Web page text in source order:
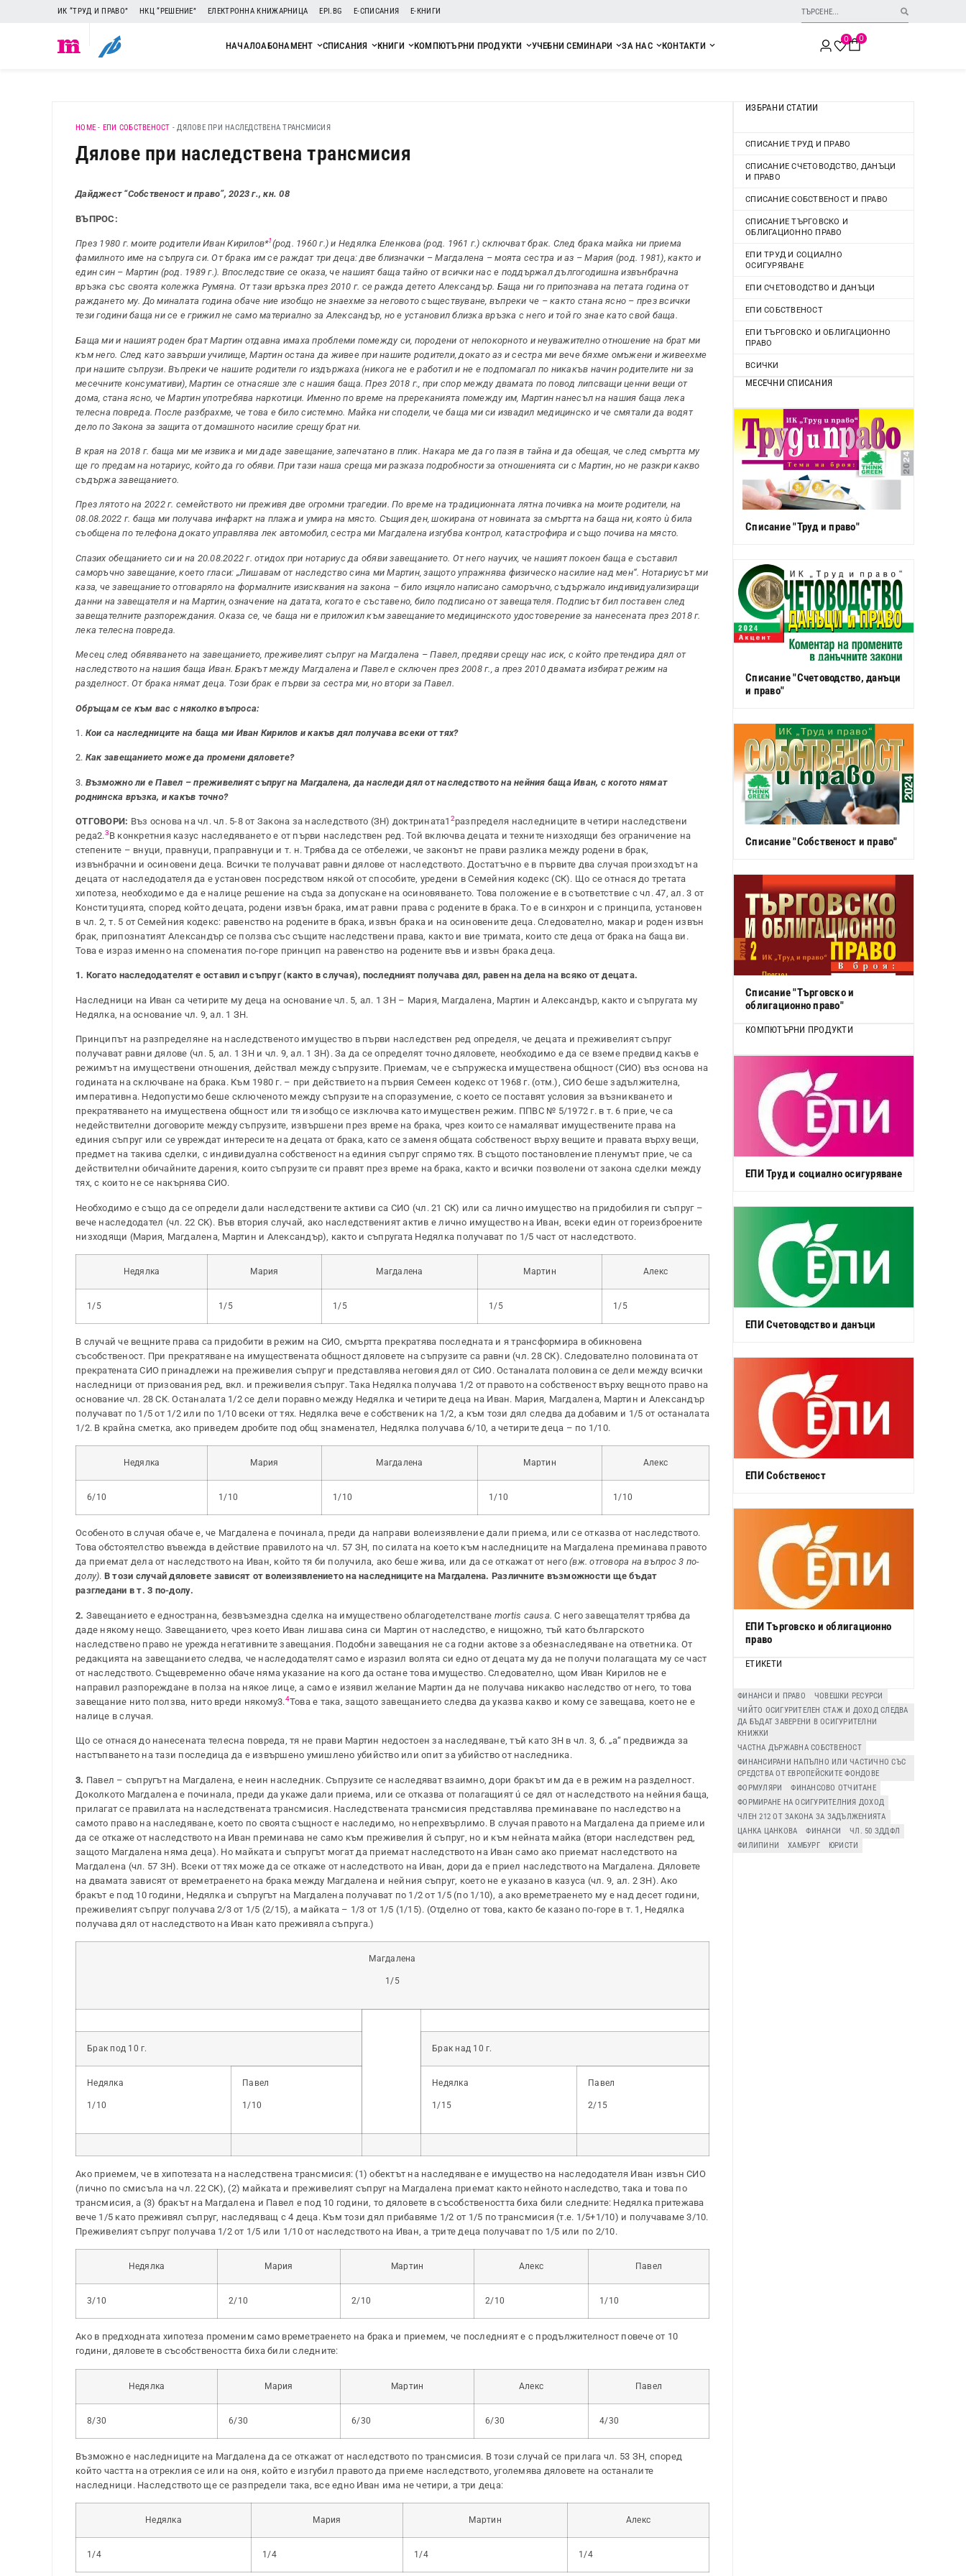
ИК “ТРУД И ПРАВО” НКЦ “РЕШЕНИЕ” ЕЛЕКТРОННА КНИЖАРНИЦА EPI.BG Е-СПИСАНИЯ Е-КНИГИ
НАЧАЛОАБОНАМЕНТ СПИСАНИЯ КНИГИ КОМПЮТЪРНИ ПРОДУКТИ УЧЕБНИ СЕМИНАРИ ЗА НАС КОНТАКТИ
0 0
HOME - ЕПИ СОБСТВЕНОСТ -ДЯЛОВЕ ПРИ НАСЛЕДСТВЕНА ТРАНСМИСИЯ
Дялове при наследствена трансмисия
Дайджест “Собственост и право”, 2023 г., кн. 08
ВЪПРОС:
През 1980 г. моите родители Иван Кирилов*1(род. 1960 г.) и Недялка Еленкова (род. 1961 г.) сключват брак. След брака майка ни приема
фамилното име на съпруга си. От брака им се раждат три деца: две близначки – Магдалена – моята сестра и аз – Мария (род. 1981), както и
един син – Мартин (род. 1989 г.). Впоследствие се оказа, че нашият баща тайно от всички нас е поддържал дългогодишна извънбрачна
връзка със своята колежка Румяна. От тази връзка през 2010 г. се ражда детето Александър. Баща ни го припознава на петата година от
раждането му. До миналата година обаче ние изобщо не знаехме за неговото съществуване, въпреки че – както стана ясно – през всички
тези години баща ни се е грижил не само материално за Александър, но е установил близка връзка с него и той го знае като свой баща.
Баща ми и нашият роден брат Мартин отдавна имаха проблеми помежду си, породени от непокорното и неуважително отношение на брат ми
към него. След като завърши училище, Мартин остана да живее при нашите родители, докато аз и сестра ми вече бяхме омъжени и живеехме
при нашите съпрузи. Въпреки че нашите родители го издържаха (никога не е работил и не е подпомагал по никакъв начин родителите ни за
месечните консумативи), Мартин се отнасяше зле с нашия баща. През 2018 г., при спор между двамата по повод липсващи ценни вещи от
дома, стана ясно, че Мартин употребява наркотици. Именно по време на пререканията помежду им, Мартин нанесъл на нашия баща лека
телесна повреда. После разбрахме, че това е било системно. Майка ни сподели, че баща ми си извадил медицинско и че смятали да водят
дело по Закона за защита от домашното насилие срещу брат ни.
В края на 2018 г. баща ми ме извика и ми даде завещание, запечатано в плик. Накара ме да го пазя в тайна и да обещая, че след смъртта му
ще го предам на нотариус, който да го обяви. При тази наша среща ми разказа подробности за отношенията си с Мартин, но не разкри какво
съдържа завещанието.
През лятото на 2022 г. семейството ни преживя две огромни трагедии. По време на традиционната лятна почивка на моите родители, на
08.08.2022 г. баща ми получава инфаркт на плажа и умира на място. Същия ден, шокирана от новината за смъртта на баща ни, която ù била
съобщена по телефона докато управлява лек автомобил, сестра ми Магдалена изгубва контрол, катастрофира и също почива на място.
Спазих обещанието си и на 20.08.2022 г. отидох при нотариус да обяви завещанието. От него научих, че нашият покоен баща е съставил
саморъчно завещание, което гласи: „Лишавам от наследство сина ми Мартин, защото упражнява физическо насилие над мен“. Нотариусът ми
каза, че завещанието отговаряло на формалните изисквания на закона – било изцяло написано саморъчно, съдържало индивидуализиращи
данни на завещателя и на Мартин, означение на датата, когато е съставено, било подписано от завещателя. Подписът бил поставен след
завещателните разпореждания. Оказа се, че баща ни е приложил към завещанието медицинското удостоверение за нанесената през 2018 г.
лека телесна повреда.
Месец след обявяването на завещанието, преживелият съпруг на Магдалена – Павел, предяви срещу нас иск, с който претендира дял от
наследството на нашия баща Иван. Бракът между Магдалена и Павел е сключен през 2008 г., а през 2010 двамата избират режим на
разделност. От брака нямат деца. Този брак е първи за сестра ми, но втори за Павел.
Обръщам се към вас с няколко въпроса:
1. Кои са наследниците на баща ми Иван Кирилов и какъв дял получава всеки от тях?
2. Как завещанието може да промени дяловете?
3. Възможно ли е Павел – преживелият съпруг на Магдалена, да наследи дял от наследството на нейния баща Иван, с когото нямат
роднинска връзка, и какъв точно?
ОТГОВОРИ: Въз основа на чл. чл. 5-8 от Закона за наследството (ЗН) доктрината1 2разпределя наследниците в четири наследствени
реда2.3В конкретния казус наследяването е от първи наследствен ред. Той включва децата и техните низходящи без ограничение на
степените – внуци, правнуци, праправнуци и т. н. Трябва да се отбележи, че законът не прави разлика между родени в брак,
извънбрачни и осиновени деца. Всички те получават равни дялове от наследството. Достатъчно е в първите два случая произходът на
децата от наследодателя да е установен посредством някой от способите, уредени в Семейния кодекс (СК). Що се отнася до третата
хипотеза, необходимо е да е налице решение на съда за допускане на осиновяването. Това положение е в съответствие с чл. 47, ал. 3 от
Конституцията, според който децата, родени извън брака, имат равни права с родените в брака. То е в синхрон и с принципа, установен
в чл. 2, т. 5 от Семейния кодекс: равенство на родените в брака, извън брака и на осиновените деца. Следователно, макар и роден извън
брак, припознатият Александър се ползва със същите наследствени права, както и вие тримата, които сте деца от брака на баща ви.
Това е израз именно на споменатия по-горе принцип на равенство на родените във и извън брака деца.
1. Когато наследодателят е оставил и съпруг (както в случая), последният получава дял, равен на дела на всяко от децата.
Наследници на Иван са четирите му деца на основание чл. 5, ал. 1 ЗН – Мария, Магдалена, Мартин и Александър, както и съпругата му
Недялка, на основание чл. 9, ал. 1 ЗН.
Принципът на разпределяне на наследственото имущество в първи наследствен ред определя, че децата и преживелият съпруг
получават равни дялове (чл. 5, ал. 1 ЗН и чл. 9, ал. 1 ЗН). За да се определят точно дяловете, необходимо е да се вземе предвид какъв е
режимът на имуществени отношения, действал между съпрузите. Приемам, че е съпружеска имуществена общност (СИО) въз основа на
годината на сключване на брака. Към 1980 г. – при действието на първия Семеен кодекс от 1968 г. (отм.), СИО беше задължителна,
императивна. Недопустимо беше сключеното между съпрузите на споразумение, с което се поставят условия за възникването и
прекратяването на имуществена общност или тя изобщо се изключва като имуществен режим. ППВС № 5/1972 г. в т. 6 прие, че са
недействителни договорите между съпрузите, извършени през време на брака, чрез които се намаляват имуществените права на
единия съпруг или се увреждат интересите на децата от брака, като се заменя общата собственост върху вещите и правата върху вещи,
предмет на такива сделки, с индивидуална собственост на единия съпруг спрямо тях. В същото постановление пленумът прие, че са
действителни обичайните дарения, които съпрузите си правят през време на брака, както и всички позволени от закона сделки между
тях, с които не се накърнява СИО.
Необходимо е също да се определи дали наследствените активи са СИО (чл. 21 СК) или са лично имущество на придобилия ги съпруг –
вече наследодател (чл. 22 СК). Във втория случай, ако наследственият актив е лично имущество на Иван, всеки един от гореизброените
низходящи (Мария, Магдалена, Мартин и Александър), както и съпругата Недялка получават по 1/5 част от наследството.
Недялка Мария Магдалена Мартин Алекс
1/5 1/5 1/5 1/5 1/5
В случай че вещните права са придобити в режим на СИО, смъртта прекратява последната и я трансформира в обикновена
съсобственост. При прекратяване на имуществената общност дяловете на съпрузите са равни (чл. 28 СК). Следователно половината от
прекратената СИО принадлежи на преживелия съпруг и представлява неговия дял от СИО. Останалата половина се дели между всички
наследници от призования ред, вкл. и преживелия съпруг. Така Недялка получава 1/2 от правото на собственост върху вещното право на
основание чл. 28 СК. Останалата 1/2 се дели поравно между Недялка и четирите деца на Иван. Мария, Магдалена, Мартин и Александър
получават по 1/5 от 1/2 или по 1/10 всеки от тях. Недялка вече е собственик на 1/2, а към този дял следва да добавим и 1/5 от останалата
1/2. В крайна сметка, ако приведем дробите под общ знаменател, Недялка получава 6/10, а четирите деца – по 1/10.
Недялка Мария Магдалена Мартин Алекс
6/10 1/10 1/10 1/10 1/10
Особеното в случая обаче е, че Магдалена е починала, преди да направи волеизявление дали приема, или се отказва от наследството.
Това обстоятелство въвежда в действие правилото на чл. 57 ЗН, по силата на което към наследниците на Магдалена преминава правото
да приемат дела от наследството на Иван, който тя би получила, ако беше жива, или да се откажат от него (вж. отговора на въпрос 3 по-
долу). В този случай дяловете зависят от волеизявлението на наследниците на Магдалена. Различните възможности ще бъдат
разгледани в т. 3 по-долу.
2. Завещанието е едностранна, безвъзмездна сделка на имуществено облагодетелстване mortis causa. С него завещателят трябва да
даде някому нещо. Завещанието, чрез което Иван лишава сина си Мартин от наследство, е нищожно, тъй като българското
наследствено право не урежда негативните завещания. Подобни завещания не са годни актове за обезнаследяване на ответника. От
редакцията на завещанието следва, че наследодателят само е изразил волята си едно от децата му да не получи полагащата му се част
от наследството. Същевременно обаче няма указание на кого да остане това имущество. Следователно, щом Иван Кирилов не е
направил разпореждане в полза на някое лице, а само е изявил желание Мартин да не получава никакво наследство от него, то това
завещание нито ползва, нито вреди някому3.4Това е така, защото завещанието следва да указва какво и кому се завещава, което не е
налице в случая.
Що се отнася до нанесената телесна повреда, тя не прави Мартин недостоен за наследяване, тъй като ЗН в чл. 3, б. „а“ предвижда за
настъпването на тази последица да е извършено умишлено убийство или опит за убийство от наследника.
3. Павел – съпругът на Магдалена, е неин наследник. Съпрузите се наследяват взаимно, дори бракът им да е в режим на разделност.
Доколкото Магдалена е починала, преди да укаже дали приема, или се отказва от полагащият ú се дял от наследството на нейния баща,
прилагат се правилата на наследствената трансмисия. Наследствената трансмисия представлява преминаване по наследство на
самото право на наследяване, което по своята същност е наследимо, но непрехвърлимо. В случая правото на Магдалена да приеме или
да се откаже от наследството на Иван преминава не само към преживелия й съпруг, но и към нейната майка (втори наследствен ред,
защото Магдалена няма деца). Но майката и съпругът могат да приемат наследството на Иван само ако приемат наследството на
Магдалена (чл. 57 ЗН). Всеки от тях може да се откаже от наследството на Иван, дори да е приел наследството на Магдалена. Дяловете
на двамата зависят от времетраенето на брака между Магдалена и нейния съпруг, което не е указано в казуса (чл. 9, ал. 2 ЗН). Ако
бракът е под 10 години, Недялка и съпругът на Магдалена получават по 1/2 от 1/5 (по 1/10), а ако времетраенето му е над десет години,
преживелият съпруг получава 2/3 от 1/5 (2/15), а майката – 1/3 от 1/5 (1/15). (Отделно от това, както бе казано по-горе в т. 1, Недялка
получава дял от наследството на Иван като преживяла съпруга.)
Магдалена
1/5
Брак под 10 г. Брак над 10 г.
Недялка
1/10
Павел
1/10
Недялка
1/15
Павел
2/15
Ако приемем, че в хипотезата на наследствена трансмисия: (1) обектът на наследяване е имущество на наследодателя Иван извън СИО
(лично по смисъла на чл. 22 СК), (2) майката и преживелият съпруг на Магдалена приемат както нейното наследство, така и това по
трансмисия, а (3) бракът на Магдалена и Павел е под 10 години, то дяловете в съсобствеността биха били следните: Недялка притежава
вече 1/5 като преживял съпруг, наследяващ с 4 деца. Към този дял прибавяме 1/2 от 1/5 по трансмисия (т.е. 1/5+1/10) и получаваме 3/10.
Преживелият съпруг получава 1/2 от 1/5 или 1/10 от наследството на Иван, а трите деца получават по 1/5 или по 2/10.
Недялка Мария Мартин Алекс Павел
3/10 2/10 2/10 2/10 1/10
Ако в предходната хипотеза променим само времетраенето на брака и приемем, че последният е с продължителност повече от 10
години, дяловете в съсобствеността биха били следните:
Недялка Мария Мартин Алекс Павел
8/30 6/30 6/30 6/30 4/30
Възможно е наследниците на Магдалена да се откажат от наследството по трансмисия. В този случай се прилага чл. 53 ЗН, според
който частта на отреклия се или на оня, който е изгубил правото да приеме наследството, уголемява дяловете на останалите
наследници. Наследството ще се разпредели така, все едно Иван има не четири, а три деца:
Недялка Мария Мартин Алекс
1/4 1/4 1/4 1/4
ИЗБРАНИ СТАТИИ
СПИСАНИЕ ТРУД И ПРАВО
СПИСАНИЕ СЧЕТОВОДСТВО, ДАНЪЦИ
И ПРАВО
СПИСАНИЕ СОБСТВЕНОСТ И ПРАВО
СПИСАНИЕ ТЪРГОВСКО И
ОБЛИГАЦИОННО ПРАВО
ЕПИ ТРУД И СОЦИАЛНО
ОСИГУРЯВАНЕ
ЕПИ СЧЕТОВОДСТВО И ДАНЪЦИ
ЕПИ СОБСТВЕНОСТ
ЕПИ ТЪРГОВСКО И ОБЛИГАЦИОННО
ПРАВО
ВСИЧКИ
МЕСЕЧНИ СПИСАНИЯ
Списание "Труд и право"
Списание "Счетоводство, данъци
и право"
Списание "Собственост и право"
Списание "Търговско и
облигационно право"
КОМПЮТЪРНИ ПРОДУКТИ
ЕПИ Труд и социално осигуряване
ЕПИ Счетоводство и данъци
ЕПИ Собственост
ЕПИ Търговско и облигационно
право
ЕТИКЕТИ
ФИНАНСИ И ПРАВО
ЧОВЕШКИ РЕСУРСИ
ЧИЙТО ОСИГУРИТЕЛЕН СТАЖ И ДОХОД СЛЕДВА
ДА БЪДАТ ЗАВЕРЕНИ В ОСИГУРИТЕЛНИ
КНИЖКИ
ЧАСТНА ДЪРЖАВНА СОБСТВЕНОСТ
ФИНАНСИРАНИ НАПЪЛНО ИЛИ ЧАСТИЧНО СЪС
СРЕДСТВА ОТ ЕВРОПЕЙСКИТЕ ФОНДОВЕ
ФОРМУЛЯРИ
ФИНАНСОВО ОТЧИТАНЕ
ФОРМИРАНЕ НА ОСИГУРИТЕЛНИЯ ДОХОД
ЧЛЕН 212 ОТ ЗАКОНА ЗА ЗАДЪЛЖЕНИЯТА
ЦАНКА ЦАНКОВА
ФИНАНСИ
ЧЛ. 50 ЗДДФЛ
ФИЛИПИНИ
ХАМБУРГ ЮРИСТИ